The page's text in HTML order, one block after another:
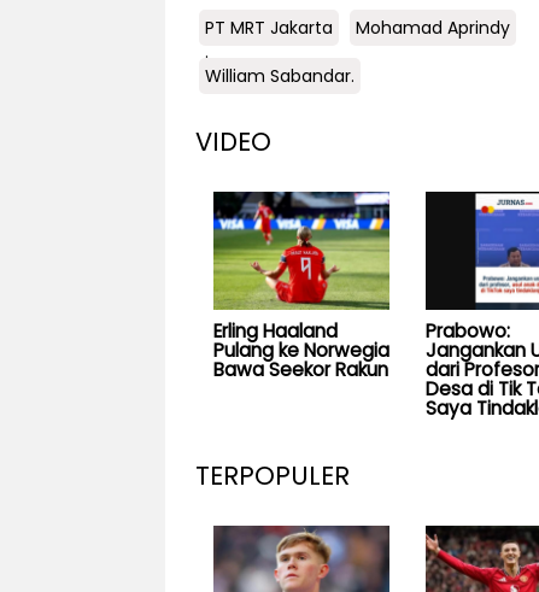
PT MRT Jakarta
Mohamad Aprindy
.
William Sabandar.
VIDEO
Erling Haaland
Pulang ke Norwegia
Bawa Seekor Rakun
Prabowo:
Jangankan
dari
Desa di Tik
Saya
TERPOPULER